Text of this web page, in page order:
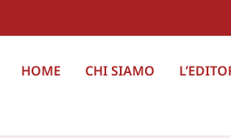
HOME CHI SIAMO